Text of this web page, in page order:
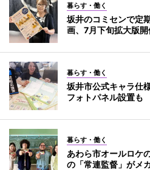
暮らす・働く
坂井のコミセンで定
画、7月下旬拡大版
暮らす・働く
坂井市公式キャラ仕
フォトパネル設置も
暮らす・働く
あわら市オールロケ
の「常連監督」がメ